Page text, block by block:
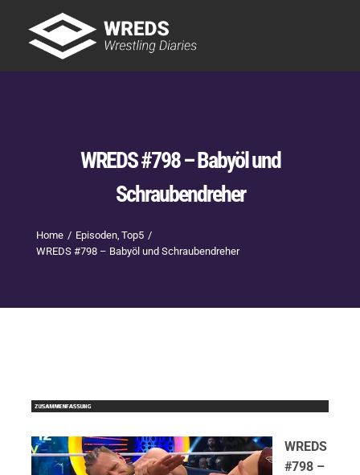
content
WREDS #798 – Babyöl und
Schraubendreher
Home Episoden Top5
WREDS #798 – Babyöl und Schraubendreher
WREDS
#798 –